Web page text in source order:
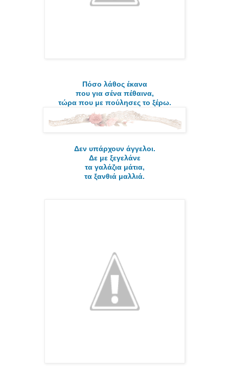
Πόσο λάθος έκανα
που για σένα πέθαινα,
τώρα που με πούλησες το ξέρω.
Δεν υπάρχουν άγγελοι.
Δε με ξεγελάνε
τα γαλάζια μάτια,
τα ξανθιά μαλλιά.